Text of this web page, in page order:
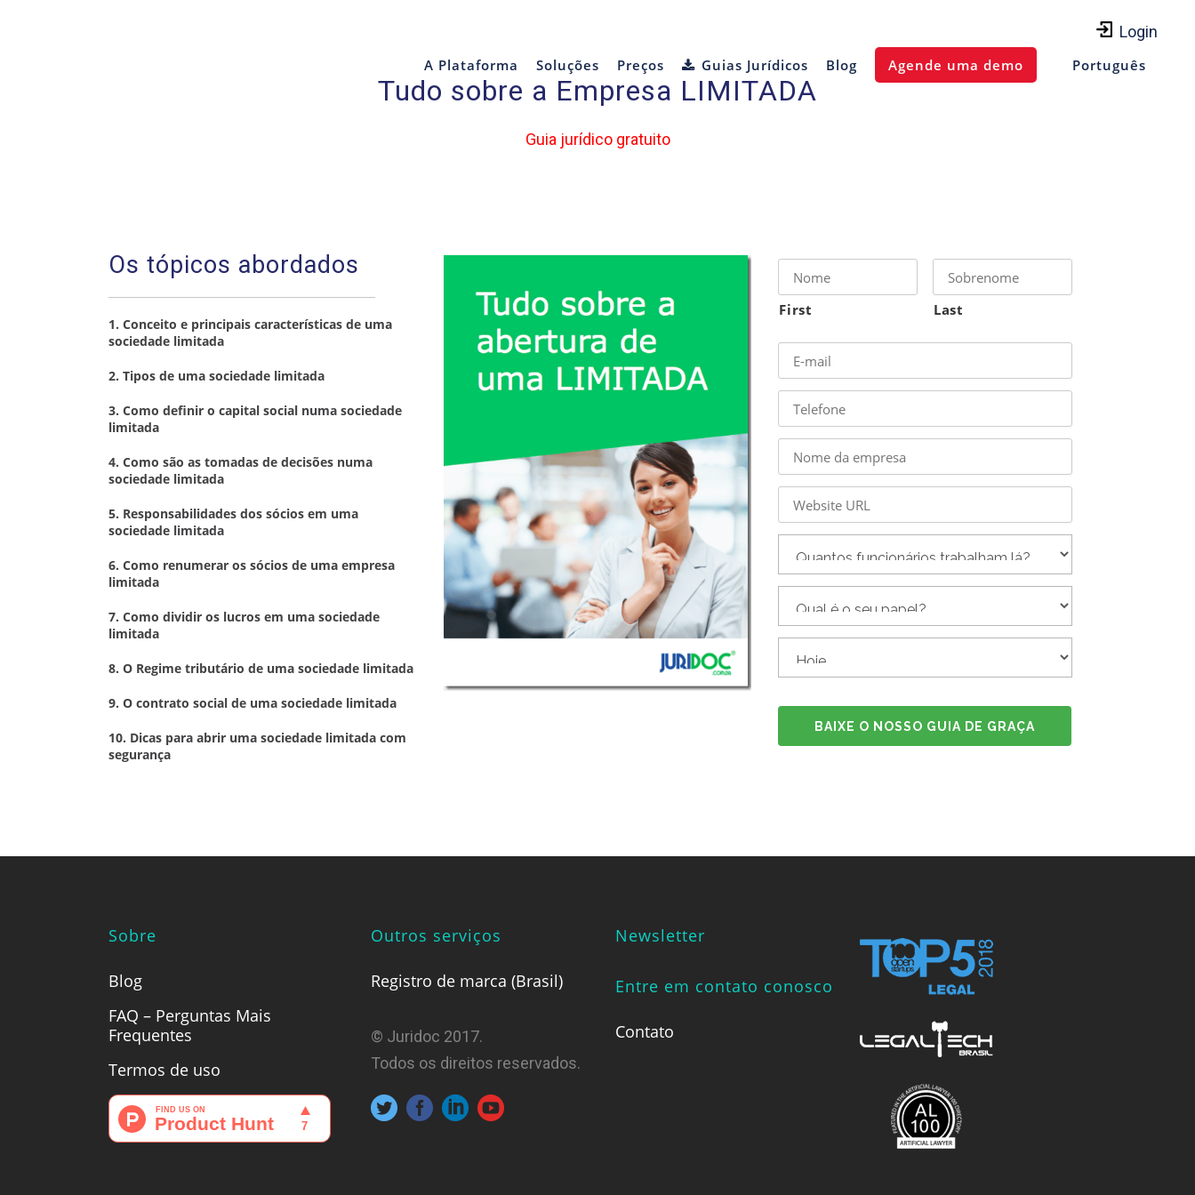
Login
A Plataforma Soluções Preços Guias Jurídicos Blog Agende uma demo Português
Tudo sobre a Empresa LIMITADA
Guia jurídico gratuito
Os tópicos abordados
1. Conceito e principais características de uma
sociedade limitada
2. Tipos de uma sociedade limitada
3. Como definir o capital social numa sociedade
limitada
4. Como são as tomadas de decisões numa
sociedade limitada
5. Responsabilidades dos sócios em uma
sociedade limitada
6. Como renumerar os sócios de uma empresa
limitada
7. Como dividir os lucros em uma sociedade
limitada
8. O Regime tributário de uma sociedade limitada
9. O contrato social de uma sociedade limitada
10. Dicas para abrir uma sociedade limitada com
segurança
First Last
Sobre
Blog
FAQ – Perguntas Mais
Frequentes
Termos de uso
Outros serviços
Registro de marca (Brasil)
© Juridoc 2017.
Todos os direitos reservados.
Newsletter
Entre em contato conosco
Contato